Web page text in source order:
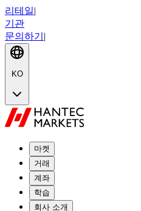
리테일|
기관
문의하기 |
KO
마켓
거래
계좌
학습
회사 소개